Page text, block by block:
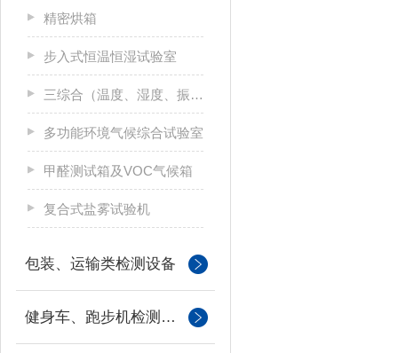
精密烘箱
步入式恒温恒湿试验室
三综合（温度、湿度、振动）试验箱
多功能环境气候综合试验室
甲醛测试箱及VOC气候箱
复合式盐雾试验机
包装、运输类检测设备
健身车、跑步机检测设备